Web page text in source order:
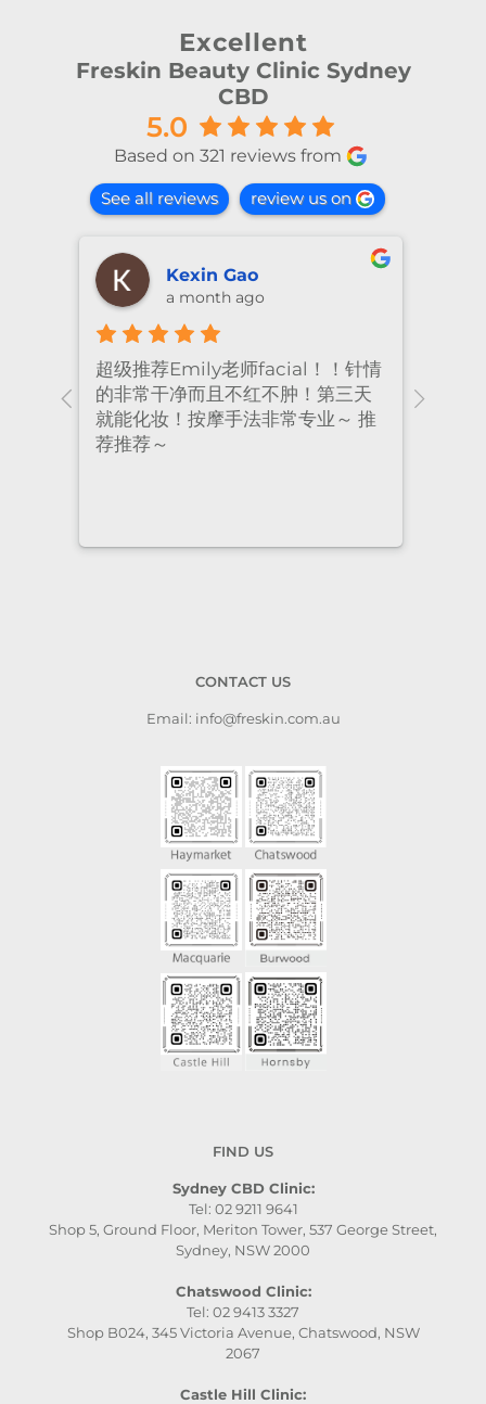
Excellent
Freskin Beauty Clinic Sydney
CBD
5.0
Based on 321 reviews from
See all reviews review us on
shiya lu
2 months ago
I’ve been coming to Freskin for
many years and I have always
had excellent treatment. The
staff are super professional and
CONTACT US
Email: info@freskin.com.au
FIND US
Sydney CBD Clinic:
Tel: 02 9211 9641
Shop 5, Ground Floor, Meriton Tower, 537 George Street,
Sydney, NSW 2000
Chatswood Clinic:
Tel: 02 9413 3327
Shop B024, 345 Victoria Avenue, Chatswood, NSW
2067
Castle Hill Clinic: